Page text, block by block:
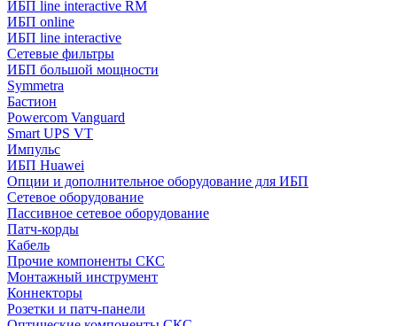
ИБП line interactive RM
ИБП online
ИБП linе interactive
Сетевые фильтры
ИБП большой мощности
Symmetra
Бастион
Powercom Vanguard
Smart UPS VT
Импульс
ИБП Huawei
Опции и дополнительное оборудование для ИБП
Сетевое оборудование
Пассивное сетевое оборудование
Патч-корды
Кабель
Прочие компоненты СКС
Монтажный инструмент
Коннекторы
Розетки и патч-панели